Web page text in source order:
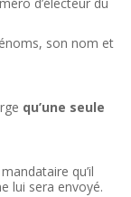
son nom et
qu’une seule
qu’il
lui sera envoyé.